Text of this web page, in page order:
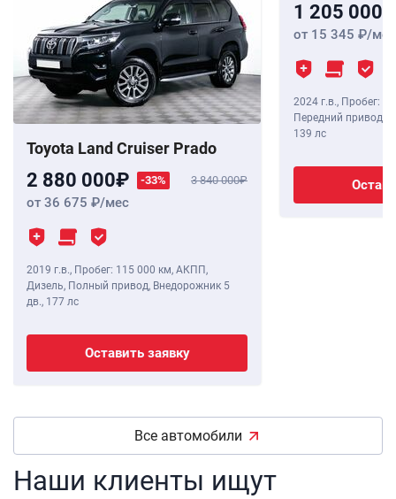
Toyota Land Cruiser Prado
2 880 000 -33% 3 840 000
от 36 675 /мес
2019 г.в., Пробег: 115 000 км, АКПП,
Дизель, Полный привод, Внедорожник 5
дв., 177 лс
Оставить заявку
1 205 000
от 15 345 /мес
2024 г.в., Пробег: 8
Передний привод,
139 лс
Все автомобили
Наши клиенты ищут